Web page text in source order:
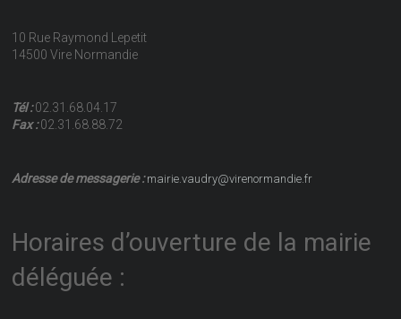
10 Rue Raymond Lepetit
14500 Vire Normandie
Tél :02.31.68.04.17
Fax :02.31.68.88.72
Adresse de messagerie :mairie.vaudry@virenormandie.fr
Horaires d’ouverture de la mairie
déléguée :